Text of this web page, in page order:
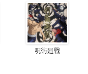
呪術廻戦